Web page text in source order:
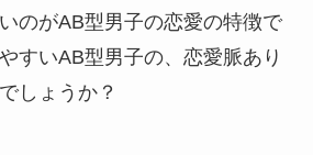
のがAB型男子の恋愛の特徴で
すいAB型男子の、恋愛脈あり
しょうか？